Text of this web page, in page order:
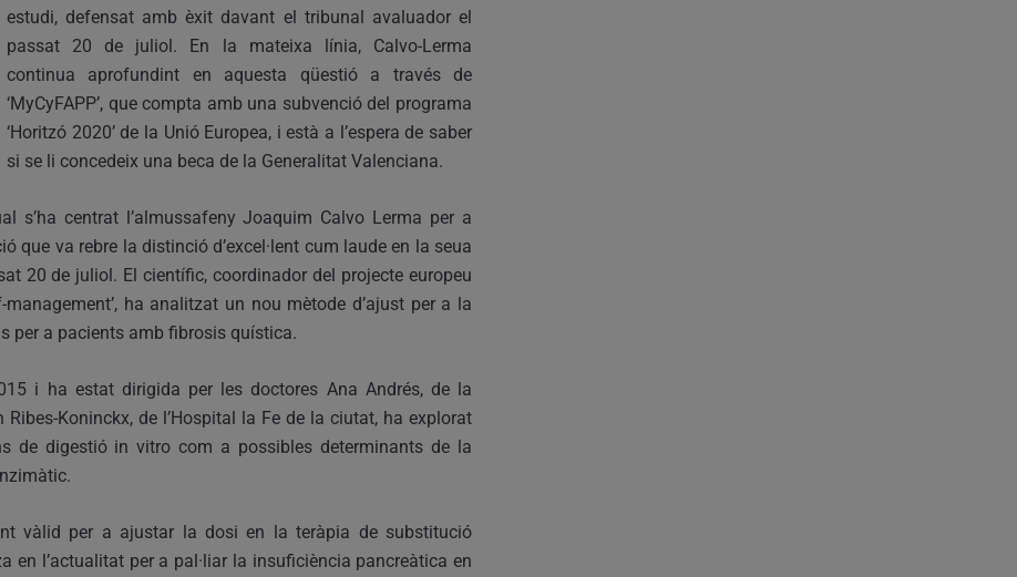
estudi, defensat amb èxit davant el tribunal avaluador el
passat 20 de juliol. En la mateixa línia, Calvo-Lerma
continua aprofundint en aquesta qüestió a través de
‘MyCyFAPP’, que compta amb una subvenció del programa
‘Horitzó 2020’ de la Unió Europea, i està a l’espera de saber
si se li concedeix una beca de la Generalitat Valenciana.
centrat l’almussafeny Joaquim Calvo Lerma per a
que va rebre la distinció d’excel·lent cum laude en la seua
20 de juliol. El científic, coordinador del projecte europeu
ha analitzat un nou mètode d’ajust per a la
per a pacients amb fibrosis quística.
i ha estat dirigida per les doctores Ana Andrés, de la
Koninckx, de l’Hospital la Fe de la ciutat, ha explorat
de digestió in vitro com a possibles determinants de la
vàlid per a ajustar la dosi en la teràpia de substitució
en l’actualitat per a pal·liar la insuficiència pancreàtica en